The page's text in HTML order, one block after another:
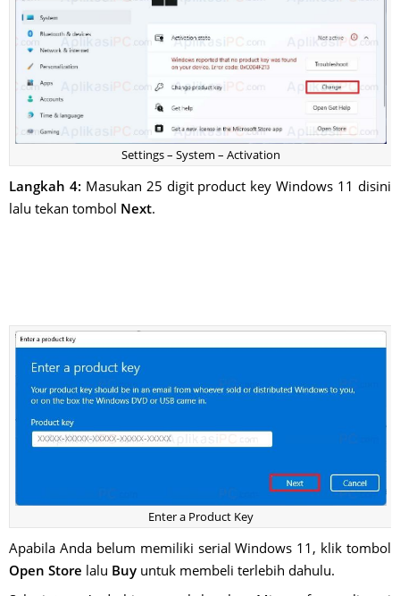
Settings – System – Activation
Langkah 4: Masukan 25 digit product key Windows 11 disini
lalu tekan tombol Next.
Enter a Product Key
Apabila Anda belum memiliki serial Windows 11, klik tombol
Open Store lalu Buy untuk membeli terlebih dahulu.